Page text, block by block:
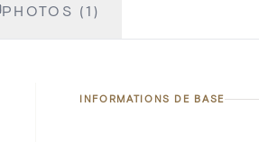
PHOTOS (1)
INFORMATIONS DE BASE